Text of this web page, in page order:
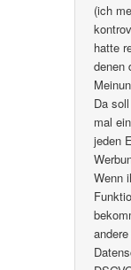
(ich
hatte
denen
Da
mal
jeden
Wenn